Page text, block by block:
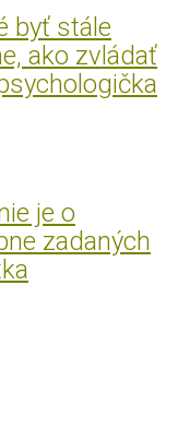
byť stále
ako zvládať
je o
zadaných